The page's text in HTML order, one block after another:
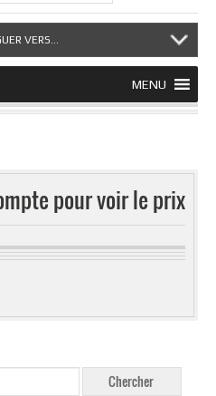
VERS...
MENU
pour voir le prix